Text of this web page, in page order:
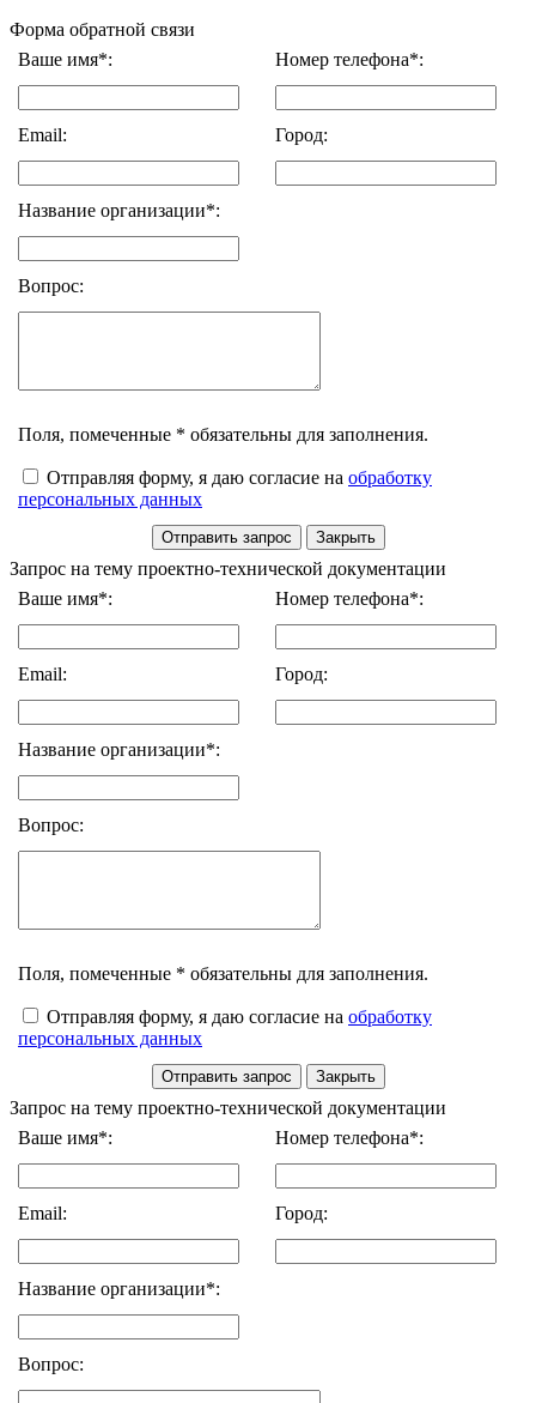
Форма обратной связи
Ваше имя*:
Номер телефона*:
Email: Город:
Название организации*:
Вопрос:
Поля, помеченные * обязательны для заполнения.
Отправляя форму, я даю согласие на обработку
персональных данных
Запрос на тему проектно-технической документации
Ваше имя*:
Номер телефона*:
Email: Город:
Название организации*:
Вопрос:
Поля, помеченные * обязательны для заполнения.
Отправляя форму, я даю согласие на обработку
персональных данных
Запрос на тему проектно-технической документации
Ваше имя*:
Номер телефона*:
Email: Город:
Название организации*:
Вопрос: